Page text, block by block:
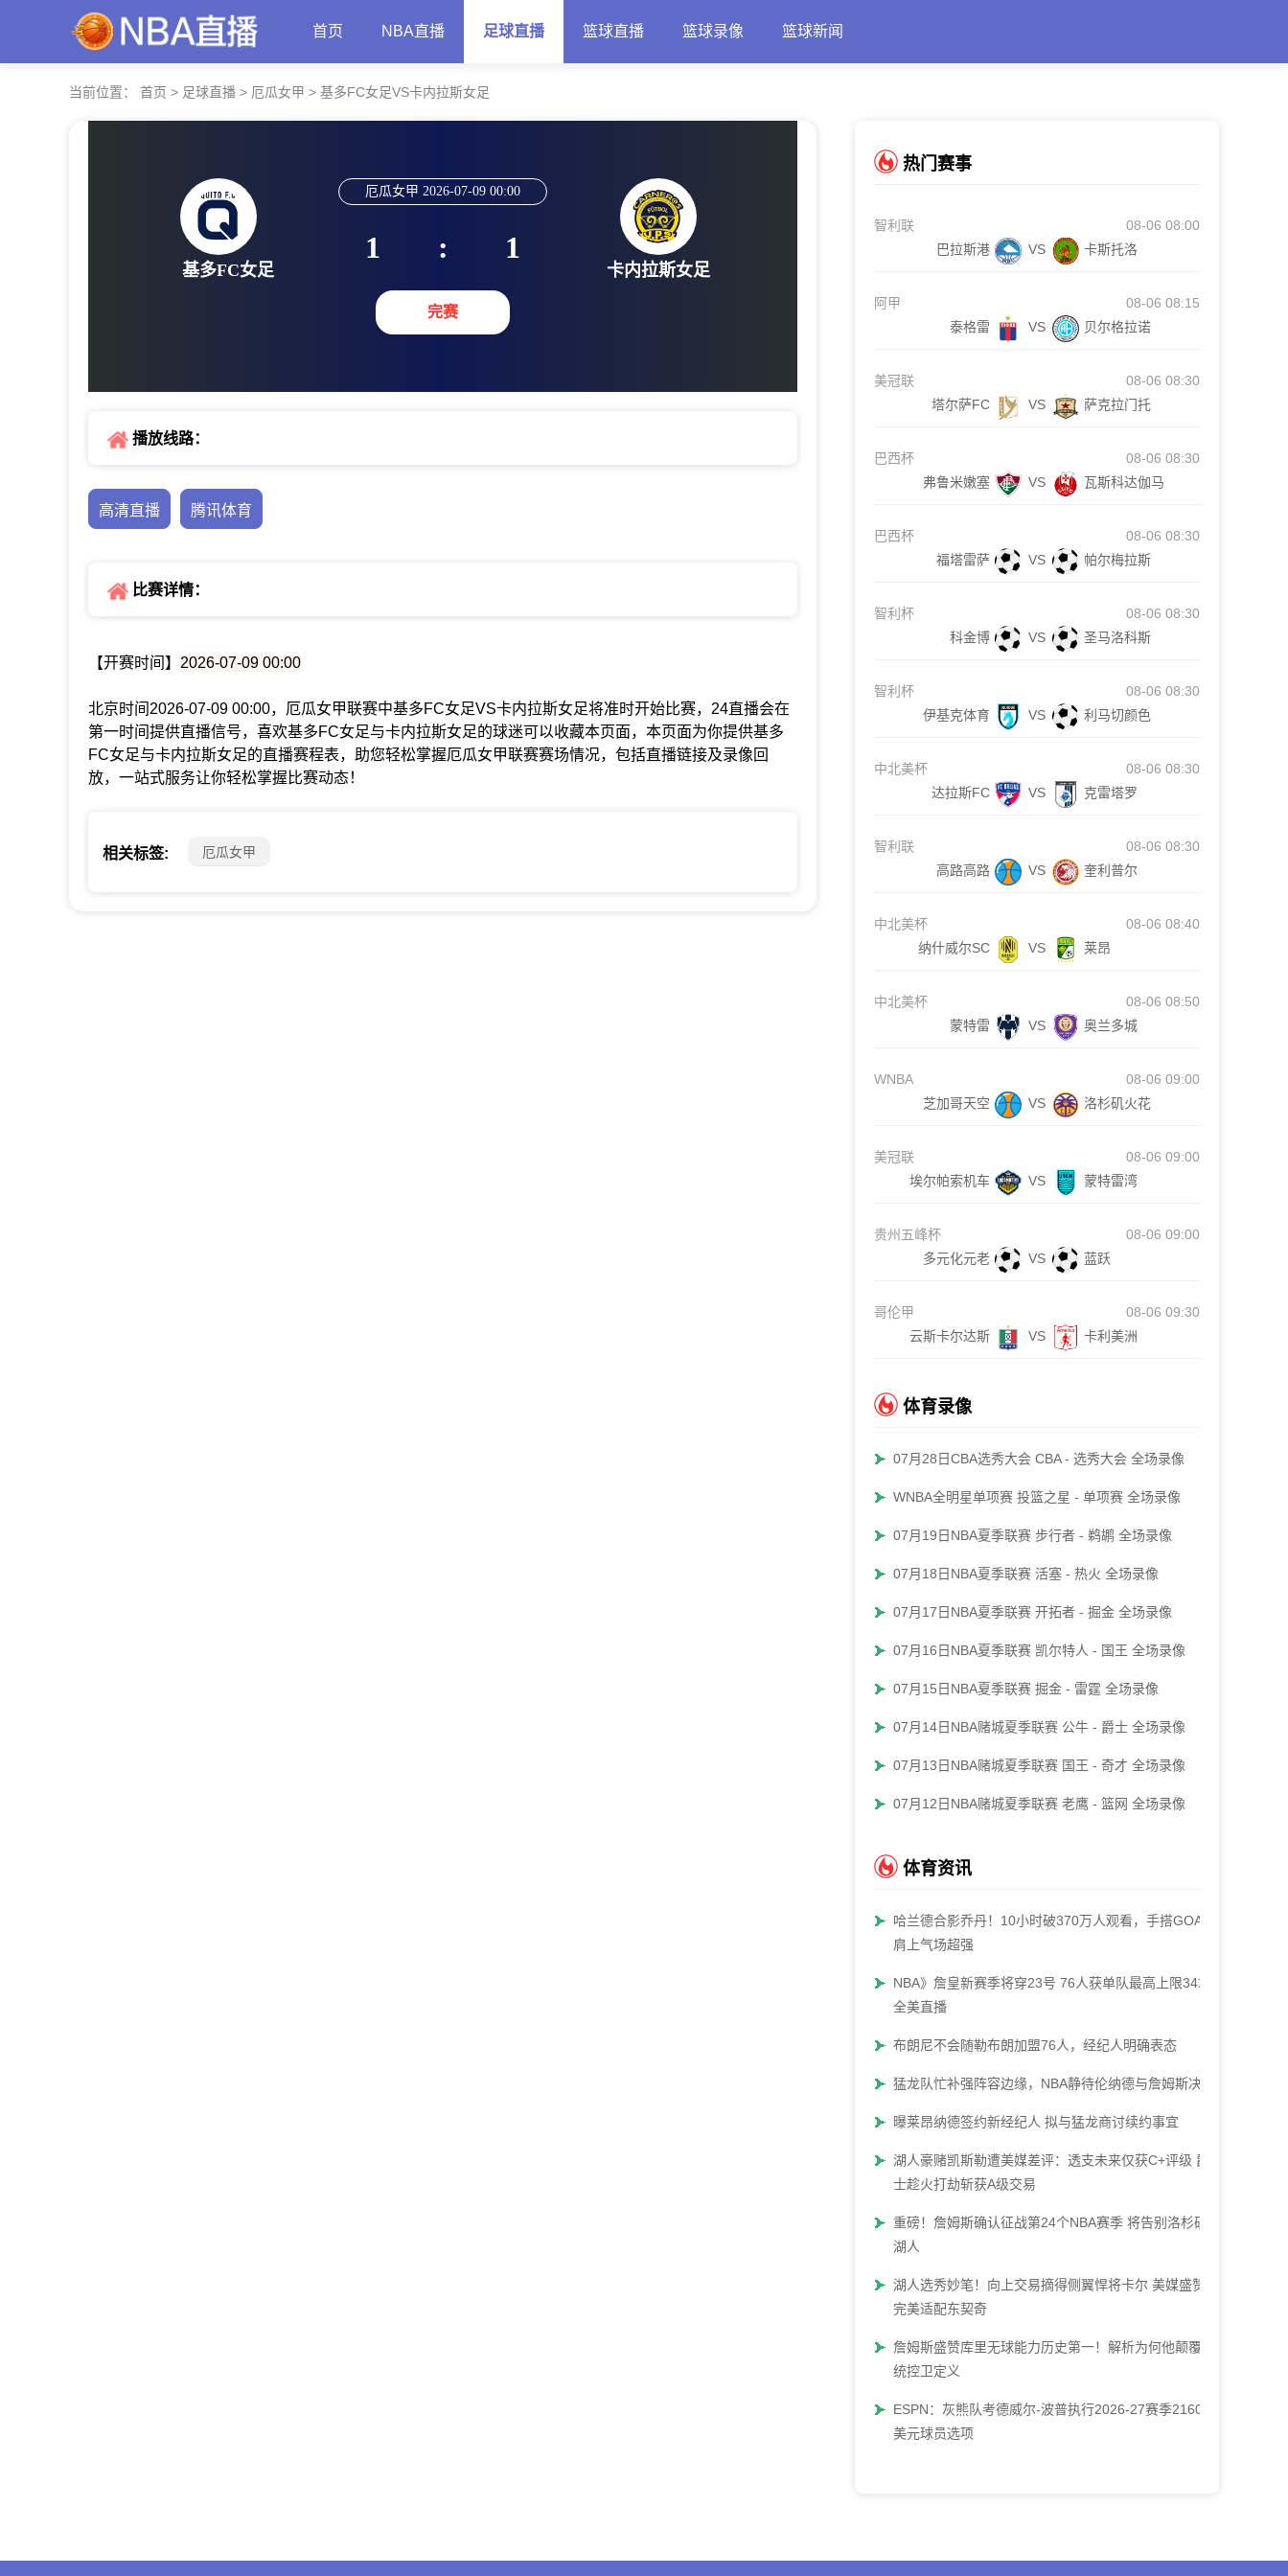
首页 NBA直播 足球直播 篮球直播 篮球录像 篮球新闻
当前位置： 首页 > 足球直播 > 厄瓜女甲 > 基多FC女足VS卡内拉斯女足
基多FC女足
厄瓜女甲 2026-07-09 00:00
1 : 1
完赛
卡内拉斯女足
播放线路：
高清直播 腾讯体育
比赛详情：
【开赛时间】 2026-07-09 00:00
北京时间2026-07-09 00:00，厄瓜女甲联赛中基多FC女足VS卡内拉斯女足将准时开始比赛，24直播会在
第一时间提供直播信号，喜欢基多FC女足与卡内拉斯女足的球迷可以收藏本页面，本页面为你提供基多
FC女足与卡内拉斯女足的直播赛程表，助您轻松掌握厄瓜女甲联赛赛场情况，包括直播链接及录像回
放，一站式服务让你轻松掌握比赛动态！
相关标签: 厄瓜女甲
热门赛事
智利联
08-06 08:00
巴拉斯港
VS 卡斯托洛
阿甲
08-06 08:15
泰格雷
VS 贝尔格拉诺
美冠联
08-06 08:30
塔尔萨FC
VS 萨克拉门托
巴西杯
08-06 08:30
弗鲁米嫩塞
VS 瓦斯科达伽马
巴西杯
08-06 08:30
福塔雷萨
VS 帕尔梅拉斯
智利杯
08-06 08:30
科金博
VS 圣马洛科斯
智利杯
08-06 08:30
伊基克体育
VS 利马切颜色
中北美杯
08-06 08:30
达拉斯FC
VS 克雷塔罗
智利联
08-06 08:30
高路高路
VS 奎利普尔
中北美杯
08-06 08:40
纳什威尔SC
VS 莱昂
中北美杯
08-06 08:50
蒙特雷
VS 奥兰多城
WNBA
08-06 09:00
芝加哥天空
VS 洛杉矶火花
美冠联
08-06 09:00
埃尔帕索机车
VS 蒙特雷湾
贵州五峰杯
08-06 09:00
多元化元老
VS 蓝跃
哥伦甲
08-06 09:30
云斯卡尔达斯
VS 卡利美洲
体育录像
07月28日CBA选秀大会 CBA - 选秀大会 全场录像
WNBA全明星单项赛 投篮之星 - 单项赛 全场录像
07月19日NBA夏季联赛 步行者 - 鹈鹕 全场录像
07月18日NBA夏季联赛 活塞 - 热火 全场录像
07月17日NBA夏季联赛 开拓者 - 掘金 全场录像
07月16日NBA夏季联赛 凯尔特人 - 国王 全场录像
07月15日NBA夏季联赛 掘金 - 雷霆 全场录像
07月14日NBA赌城夏季联赛 公牛 - 爵士 全场录像
07月13日NBA赌城夏季联赛 国王 - 奇才 全场录像
07月12日NBA赌城夏季联赛 老鹰 - 篮网 全场录像
体育资讯
哈兰德合影乔丹！10小时破370万人观看，手搭GOAT
肩上气场超强
NBA》詹皇新赛季将穿23号 76人获单队最高上限34场
全美直播
布朗尼不会随勒布朗加盟76人，经纪人明确表态
猛龙队忙补强阵容边缘，NBA静待伦纳德与詹姆斯决定
曝莱昂纳德签约新经纪人 拟与猛龙商讨续约事宜
湖人豪赌凯斯勒遭美媒差评：透支未来仅获C+评级 爵
士趁火打劫斩获A级交易
重磅！詹姆斯确认征战第24个NBA赛季 将告别洛杉矶
湖人
湖人选秀妙笔！向上交易摘得侧翼悍将卡尔 美媒盛赞：
完美适配东契奇
詹姆斯盛赞库里无球能力历史第一！解析为何他颠覆传
统控卫定义
ESPN：灰熊队考德威尔-波普执行2026-27赛季2160万
美元球员选项